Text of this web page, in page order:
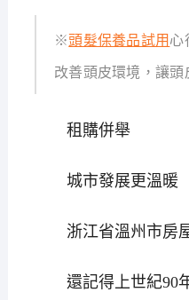
※頭髮保養品試用 心
改善頭皮環境，讓
租購併舉
城市發展更溫暖
浙江省溫州市房屋
還記得上世紀90年